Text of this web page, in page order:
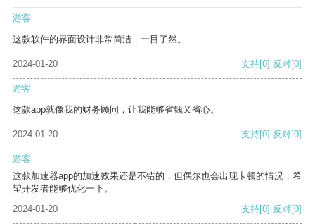
游客
这款软件的界面设计非常简洁，一目了然。
2024-01-20 支持[0] 反对[0]
游客
这款app就像我的财务顾问，让我能够省钱又省心。
2024-01-20 支持[0] 反对[0]
游客
这款加速器app的加速效果还是不错的，但偶尔也会出现卡顿的情况，希
望开发者能够优化一下。
2024-01-20
支持[0] 反对[0]